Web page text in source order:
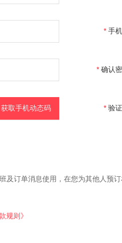
手
确认
获取手机动态码 验
订单消息使用，在您为其他人预
规则》